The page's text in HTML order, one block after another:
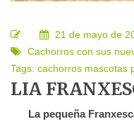
21 de mayo de
Cachorros con sus
Tags: cachorros mascotas
LIA
La pequeña